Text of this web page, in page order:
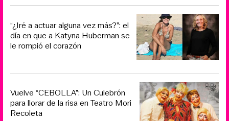
“¿Iré a actuar alguna vez más?”: el
día en que a Katyna Huberman se
le rompió el corazón
Vuelve “CEBOLLA”: Un Culebrón
para llorar de la risa en Teatro Mori
Recoleta